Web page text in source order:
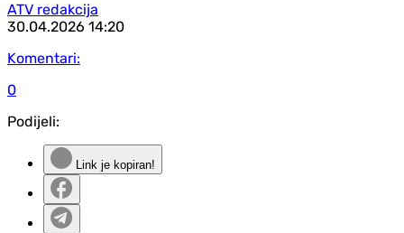
ATV redakcija
30.04.2026 14:20
Komentari:
0
Podijeli:
Link je kopiran!